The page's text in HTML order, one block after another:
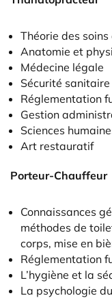
Théorie des
Anatomie et
Médecine légale
Sécurité sanitaire
Réglementation
Gestion
Sciences
Art restauratif
Porteur-Chauffeur
Connaissances
méthodes de
corps, mise en
Réglementation
L’hygiène et la
La psychologie